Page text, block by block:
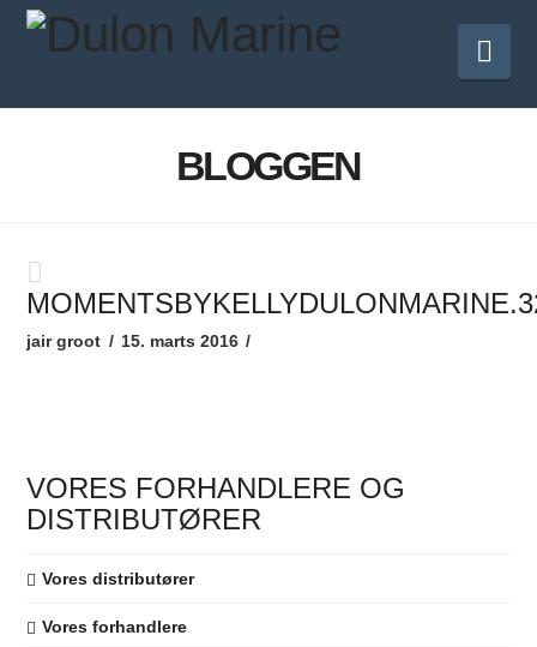
BLOGGEN
jair groot 15. marts 2016
VORES FORHANDLERE OG
DISTRIBUTØRER
Vores distributører
Vores forhandlere